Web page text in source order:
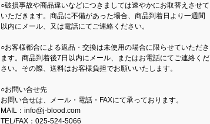
○破損事故や商品違いなどにつきましては速やかにお取替えさせて
いただきます。商品に不備があった場合、商品到着日より一週間
以内にメール、又は電話にてご連絡ください。
○お客様都合による返品・交換は未使用の場合に限らせていただき
ます。商品到着後7日以内にメール、またはお電話にてご連絡くだ
さい。その際、送料はお客様負担でお願いいたします。
○お問い合せ先
お問い合せは、メール・電話・FAXにて承っております。
MAIL：info@j-blood.com
TEL/FAX：025-524-5066